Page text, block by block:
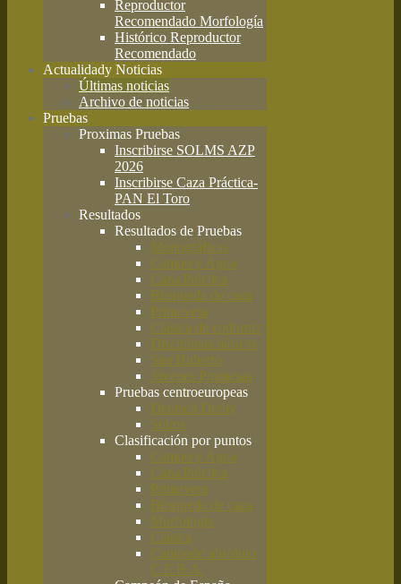
Reproductor
Recomendado Morfología
Histórico Reproductor
Recomendado
Actualidady Noticias
Últimas noticias
Archivo de noticias
Pruebas
Proximas Pruebas
Inscribirse SOLMS AZP
2026
Inscribirse Caza Práctica-
PAN El Toro
Resultados
Resultados de Pruebas
Monográficas
Campo y Agua
Caza Práctica
Búsqueda de caza
Primavera
Clásica de codorniz
Disciplinas básicas
San Huberto
Jóvenes Promesas
Pruebas centroeuropeas
Deutsch Derby
Solms
Clasificación por puntos
Campo y Agua
Caza Práctica
Primavera
Búsqueda de caza
Morfología
Clásica
Campeón absoluto
C.E.B.A.